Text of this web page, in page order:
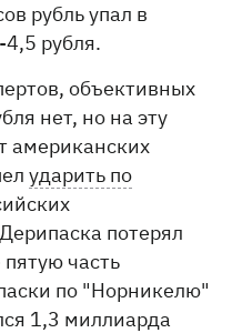
рубль упал в
рубля.
объективных
нет, но на эту
американских
ударить по
потерял
часть
по "Норникелю"
1,3 миллиарда